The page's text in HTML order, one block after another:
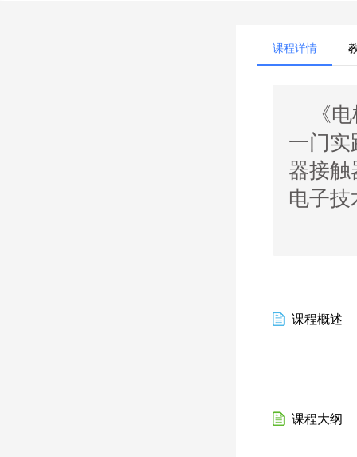
课程详情
《
一门实
器接触
电子
课程概述
课程大纲